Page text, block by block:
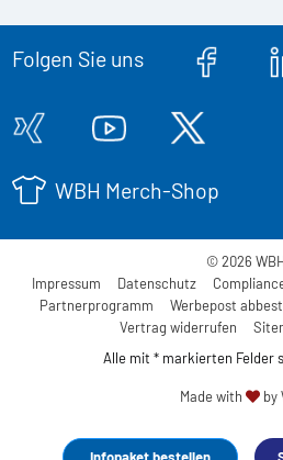
Folgen Sie uns
WBH Merch-Shop
© 2026
Impressum
Datenschutz
Partnerprogramm
Werbepost
Vertrag widerrufen
Alle mit * markierten Felder
Made with by